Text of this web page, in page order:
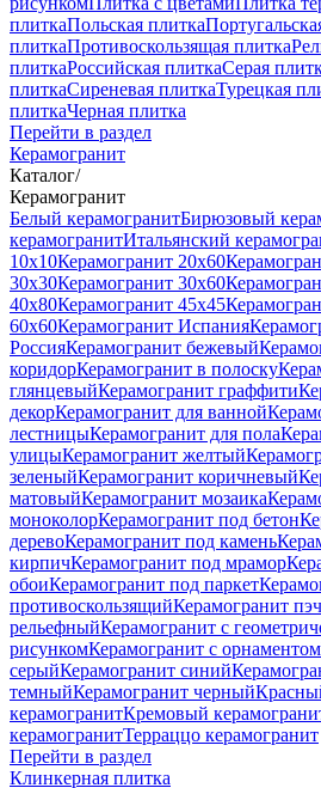
плиткаПольская плитка
плиткаПротивоскользящая плитка
плиткаРоссийская плиткаСерая
плиткаСиреневая плиткаТурецкая
плиткаЧерная плитка
Перейти в раздел
Керамогранит
Каталог/
Керамогранит
Белый керамогранитБирюзовый
керамогранитИтальянский
10x10Керамогранит 20x60
30x30Керамогранит 30x60
40x80Керамогранит 45x45
60x60Керамогранит Испания
РоссияКерамогранит бежевый
коридорКерамогранит в полоску
глянцевыйКерамогранит граффити
декорКерамогранит для ванной
лестницыКерамогранит для пола
улицыКерамогранит желтый
зеленыйКерамогранит коричневый
матовыйКерамогранит мозаика
моноколорКерамогранит под бетон
деревоКерамогранит под камень
кирпичКерамогранит под мрамор
обоиКерамогранит под паркет
противоскользящийКерамогранит
рельефныйКерамогранит с
рисункомКерамогранит с орнаментом
серыйКерамогранит синий
темныйКерамогранит черный
керамогранитКремовый
керамогранитТерраццо керамогранит
Перейти в раздел
Клинкерная плитка